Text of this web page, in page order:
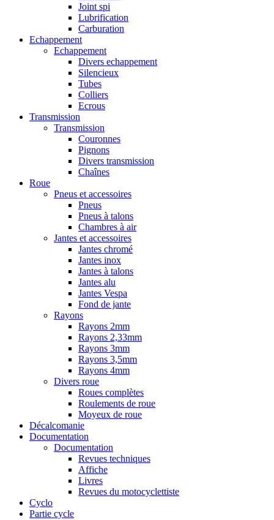
Joint spi
Lubrification
Carburation
Echappement
Echappement
Divers echappement
Silencieux
Tubes
Colliers
Ecrous
Transmission
Transmission
Couronnes
Pignons
Divers transmission
Chaînes
Roue
Pneus et accessoires
Pneus
Pneus à talons
Chambres à air
Jantes et accessoires
Jantes chromé
Jantes inox
Jantes à talons
Jantes alu
Jantes Vespa
Fond de jante
Rayons
Rayons 2mm
Rayons 2,33mm
Rayons 3mm
Rayons 3,5mm
Rayons 4mm
Divers roue
Roues complètes
Roulements de roue
Moyeux de roue
Décalcomanie
Documentation
Documentation
Revues techniques
Affiche
Livres
Revues du motocyclettiste
Cyclo
Partie cycle